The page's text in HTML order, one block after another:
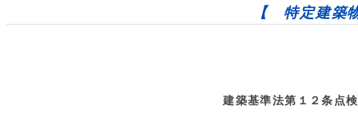
【 特定建築
建築基準法第１２条点